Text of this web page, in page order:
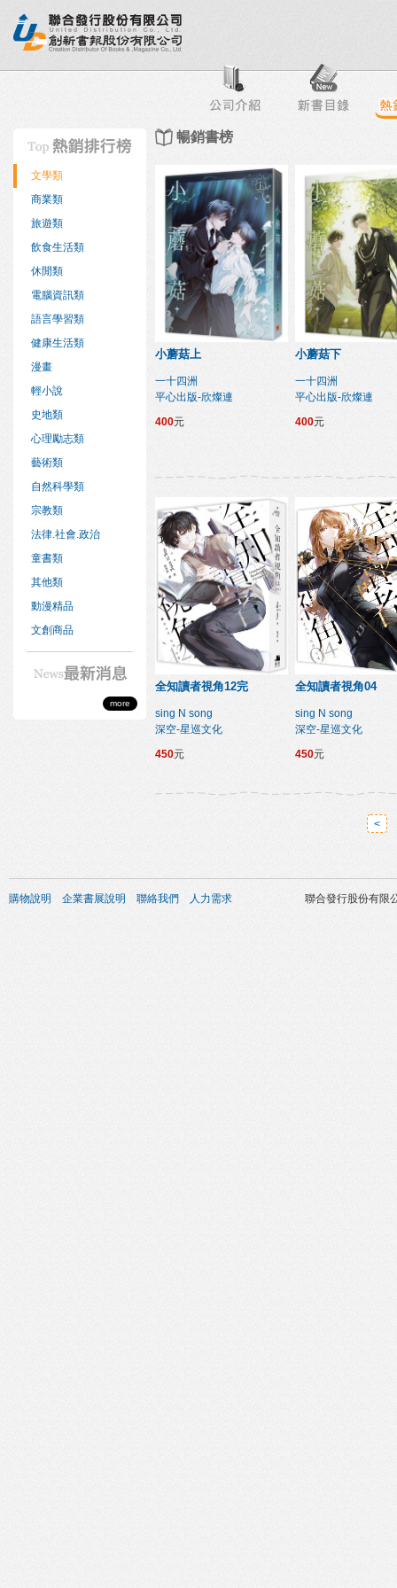
榜 出版社專區 書店專區 目錄下載 會員服務
文學類
商業類
旅遊類
飲食生活類
休閒類
電腦資訊類
語言學習類
健康生活類
漫畫
輕小說
史地類
心理勵志類
藝術類
自然科學類
宗教類
法律.社會.政治
童書類
其他類
動漫精品
文創商品
more
暢銷書榜
小蘑菇上
一十四洲
平心出版-欣燦連
400元
小蘑菇下
一十四洲
平心出版-欣燦連
400元
全知讀者視角12完
sing N song
深空-星巡文化
450元
全知讀者視角04
sing N song
深空-星巡文化
450元
<
購物說明 企業書展說明 聯絡我們 人力需求 聯合發行股份有限